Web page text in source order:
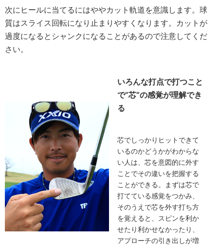
次にヒールに当てるにはややカット軌道を意識します。球
質はスライス回転になり止まりやすくなります。カットが
過度になるとシャンクになることがあるので注意してくだ
さい。
いろんな打点で打つこと
で”芯“の感覚が理解でき
る
芯でしっかりヒットできて
いるのかどうかがわからな
い人は、芯を意図的に外す
ことでその違いを把握する
ことができる。まずは芯で
打てている感覚をつかみ、
そのうえで芯を外す打ち方
を覚えると、スピンを利か
せたり利かせなかったり、
アプローチの引き出しが増